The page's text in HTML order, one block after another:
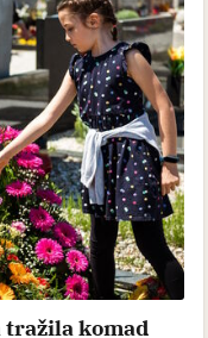
tražila komad